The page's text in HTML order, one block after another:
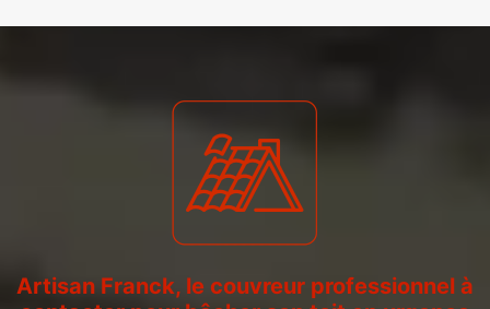
Artisan Franck, le couvreur professionnel à